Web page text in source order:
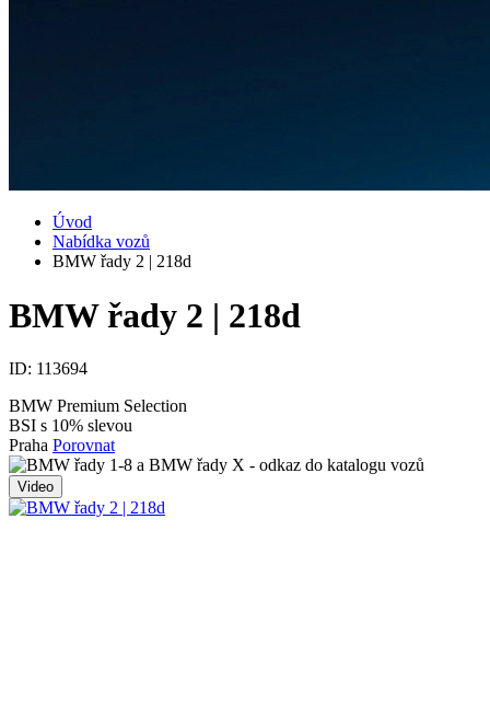
Úvod
Nabídka vozů
BMW řady 2 | 218d
BMW řady 2 | 218d
ID: 113694
BMW Premium Selection
BSI s 10% slevou
Praha Porovnat
Video